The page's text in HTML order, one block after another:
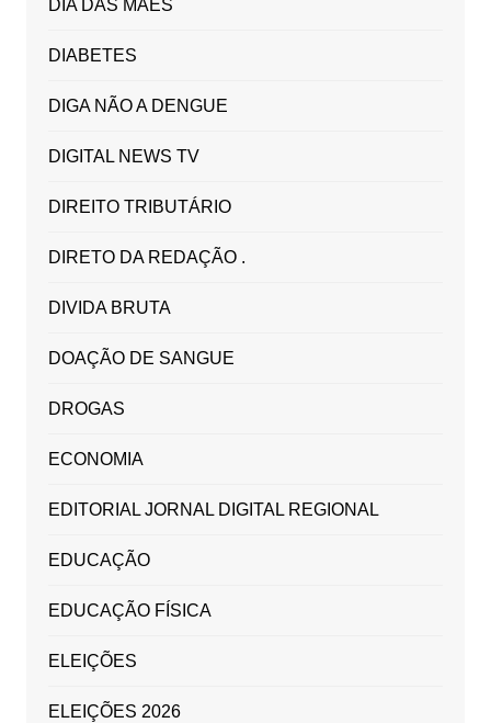
DIA DAS MÃES
DIABETES
DIGA NÃO A DENGUE
DIGITAL NEWS TV
DIREITO TRIBUTÁRIO
DIRETO DA REDAÇÃO .
DIVIDA BRUTA
DOAÇÃO DE SANGUE
DROGAS
ECONOMIA
EDITORIAL JORNAL DIGITAL REGIONAL
EDUCAÇÃO
EDUCAÇÃO FÍSICA
ELEIÇÕES
ELEIÇÕES 2026